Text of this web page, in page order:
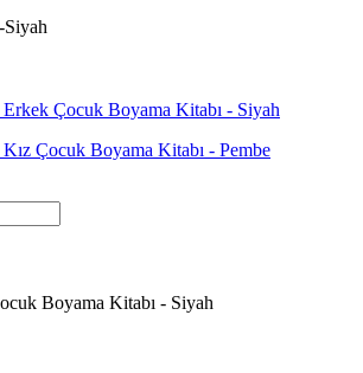
Siyah
Boyama Kitabı - Siyah